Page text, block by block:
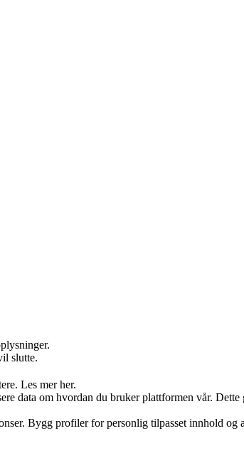
slutte.
Les mer her.
data om hvordan du bruker plattformen vår.
Bygg profiler for personlig tilpasset innhold og